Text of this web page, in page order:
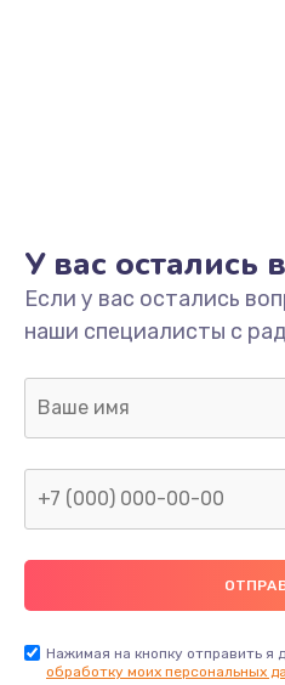
У вас остались
Если у вас остались
наши специалисты с
Нажимая на кнопку отправить я
обработку моих персональных